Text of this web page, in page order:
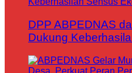
DPP ABPEDNAS
Dukung